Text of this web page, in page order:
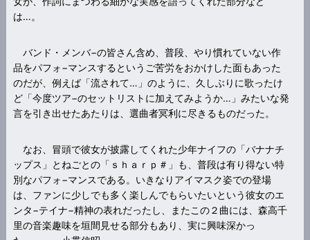
は…。
バンド・メンバ−の皆さん含め、普段、やり慣れていない作
品をパフォ−マンスするというご苦労をおかけした面もあった
のだが、例えば「流されて…」のように、久しぶりに歌ったけ
ど「今度ツア−のセットリストに加えてみようか…」みたいな発
言を引き出せたあたりは、選曲者冥利に尽きるものだった。
なお、冒頭で彼女が披露してくれた少年ナイフの「バナナチ
ップス」とねごとの「ｓｈａｒｐ＃」も、普段は有り得ない特
別なパフォ−マンスである。いきなりアイマスク姿での登場
は、ファンに少しでも多く楽しんでもらいたいという彼女のエ
ンタ−テイナ−精神の表れだったし、またこの２曲には、森高千
里の音楽趣味を垣間見せる部分もあり、実に興味深かっ